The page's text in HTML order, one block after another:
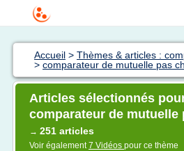
Accueil > Thèmes & articles :
> comparateur de mutuelle pas
Articles sélectionnés
comparateur de mutuelle
→ 251 articles
Voir également7 Vidéos pour ce thème